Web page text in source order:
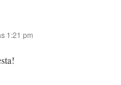
1:21 pm